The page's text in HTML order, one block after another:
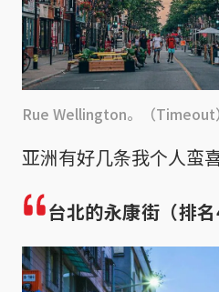
Rue Wellington。（Timeout）
亚洲有好几条我个人蛮
台北的永康街（排名